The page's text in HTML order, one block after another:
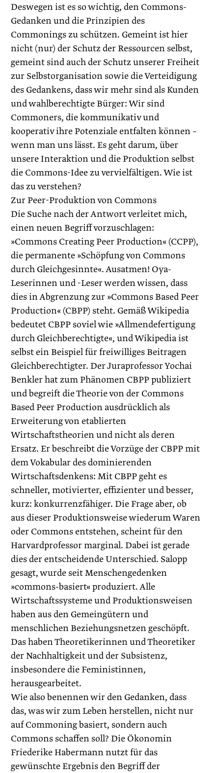
Deswegen ist es so wichtig, den Commons-
Gedanken und die Prinzipien des
Commonings zu schützen. Gemeint ist hier
nicht (nur) der Schutz der Ressourcen selbst,
gemeint sind auch der Schutz unserer Freiheit
zur Selbstorganisation sowie die Verteidigung
des Gedankens, dass wir mehr sind als Kunden
und wahlberechtigte Bürger: Wir sind
Commoners, die kommunikativ und
kooperativ ihre Potenziale entfalten können –
wenn man uns lässt. Es geht darum, über
unsere Interaktion und die Produktion selbst
die Commons-Idee zu vervielfältigen. Wie ist
das zu verstehen?
Zur Peer-Produktion von Commons
Die Suche nach der Antwort verleitet mich,
einen neuen Begriff vorzuschlagen:
»Commons Creating Peer Production« (CCPP),
die permanente »Schöpfung von Commons
durch Gleichgesinnte«. Ausatmen! Oya-
Leserinnen und -Leser werden wissen, dass
dies in Abgrenzung zur »Commons Based Peer
Production« (CBPP) steht. Gemäß Wikipedia
bedeutet CBPP soviel wie »Allmendefertigung
durch Gleichberechtigte«, und Wikipedia ist
selbst ein Beispiel für freiwilliges Beitragen
Gleichberechtigter. Der Juraprofessor Yochai
Benkler hat zum Phänomen CBPP publiziert
und begreift die Theo­rie von der Commons
Based Peer Production ausdrücklich als
Erweiterung von etablierten
Wirtschaftstheorien und nicht als deren
Ersatz. Er beschreibt die Vorzüge der CBPP mit
dem Vokabular des dominierenden
Wirtschaftsdenkens: Mit CBPP geht es
schneller, motivierter, effizienter und besser,
kurz: konkurrenzfähiger. Die Frage aber, ob
aus dieser Produktionsweise wiederum Waren
oder Commons entstehen, scheint für den
Harvardprofessor marginal. Dabei ist gerade
dies der entscheidende Unterschied. Salopp
gesagt, wurde seit Menschengedenken
»commons-basiert« produziert. Alle
Wirtschaftssysteme und Produktionsweisen
haben aus den Gemeingütern und
menschlichen Beziehungsnetzen geschöpft.
Das haben Theoretikerinnen und Theoretiker
der Nachhaltigkeit und der Subsistenz,
insbesondere die Feministinnen,
herausgearbeitet.
Wie also benennen wir den Gedanken, dass
das, was wir zum Leben herstellen, nicht nur
auf Commoning basiert, sondern auch
Commons schaffen soll? Die Ökonomin
Friederike Habermann nutzt für das
gewünschte Ergebnis den Begriff der